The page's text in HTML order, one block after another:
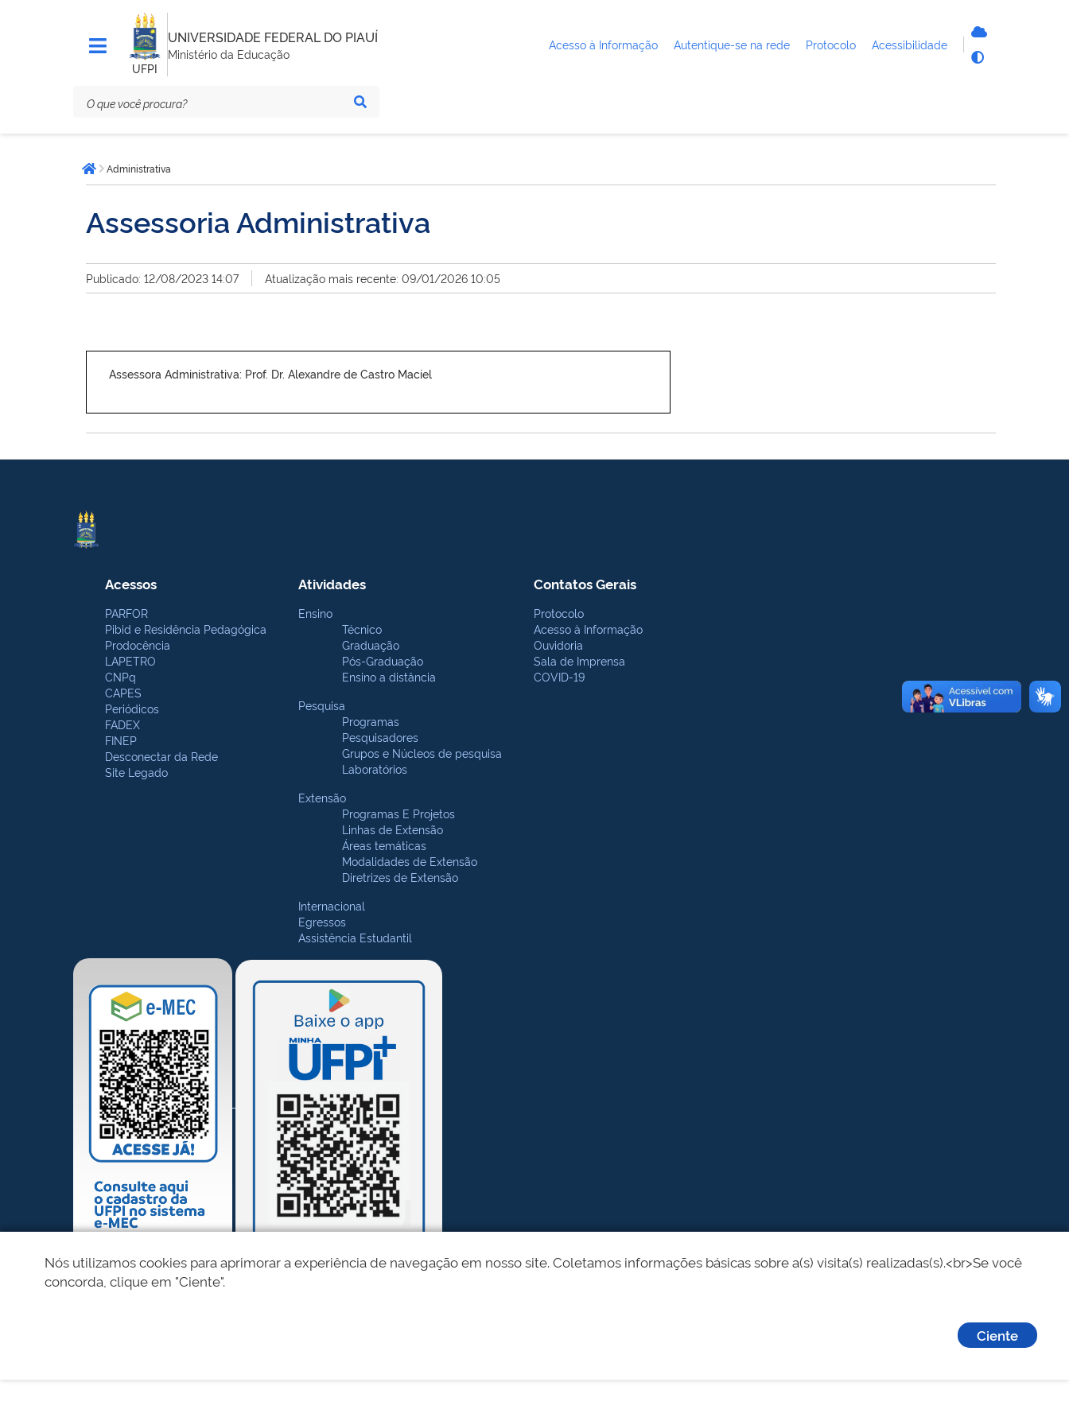
UFPI
UNIVERSIDADE FEDERAL DO PIAUÍ
Ministério da Educação
Acesso à Informação Autentique-se na rede Protocolo Acessibilidade
está
aqui:Página inicial
Administrativa
Assessoria Administrativa
Publicado: 12/08/2023 14:07 Atualização mais recente: 09/01/2026 10:05
Assessora Administrativa: Prof. Dr. Alexandre de Castro Maciel
Acessos
PARFOR
Pibid e Residência Pedagógica
Prodocência
LAPETRO
CNPq
CAPES
Periódicos
FADEX
FINEP
Desconectar da Rede
Site Legado
Atividades
Ensino
Técnico
Graduação
Pós-Graduação
Ensino a distância
Pesquisa
Programas
Pesquisadores
Grupos e Núcleos de pesquisa
Laboratórios
Extensão
Programas E Projetos
Linhas de Extensão
Áreas temáticas
Modalidades de Extensão
Diretrizes de Extensão
Internacional
Egressos
Assistência Estudantil
Contatos Gerais
Protocolo
Acesso à Informação
Ouvidoria
Sala de Imprensa
COVID-19
Nós utilizamos cookies para aprimorar a experiência de navegação em nosso site. Coletamos informações básicas sobre a(s) visita(s) realizadas(s).<br>Se você
concorda, clique em "Ciente".
Ciente